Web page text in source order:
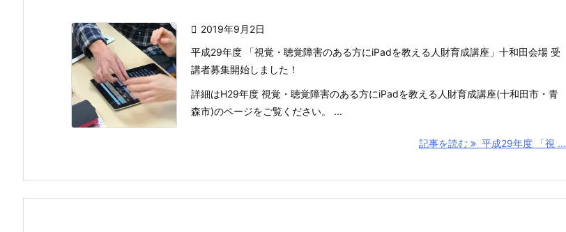
 2019年9月2日
平成29年度 「視覚・聴覚障害のある方にiPadを教える人財育成講座」十和田会場 受
講者募集開始しました！
詳細はH29年度 視覚・聴覚障害のある方にiPadを教える人財育成講座(十和田市・青
森市)のページをご覧ください。 ...
記事を読む 平成29年度 「視 ...